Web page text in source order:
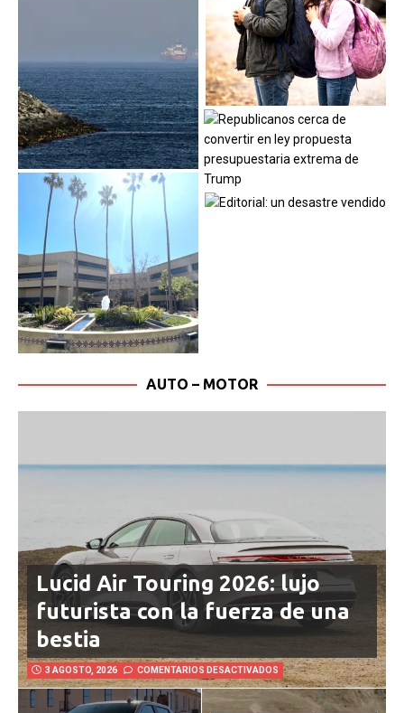
AUTO – MOTOR
Lucid Air Touring 2026: lujo
futurista con la fuerza de una
bestia
3 AGOSTO, 2026 COMENTARIOS DESACTIVADOS